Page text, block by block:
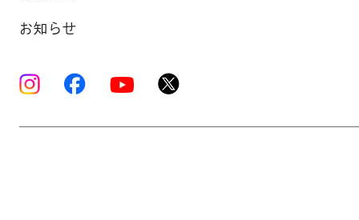
お知らせ